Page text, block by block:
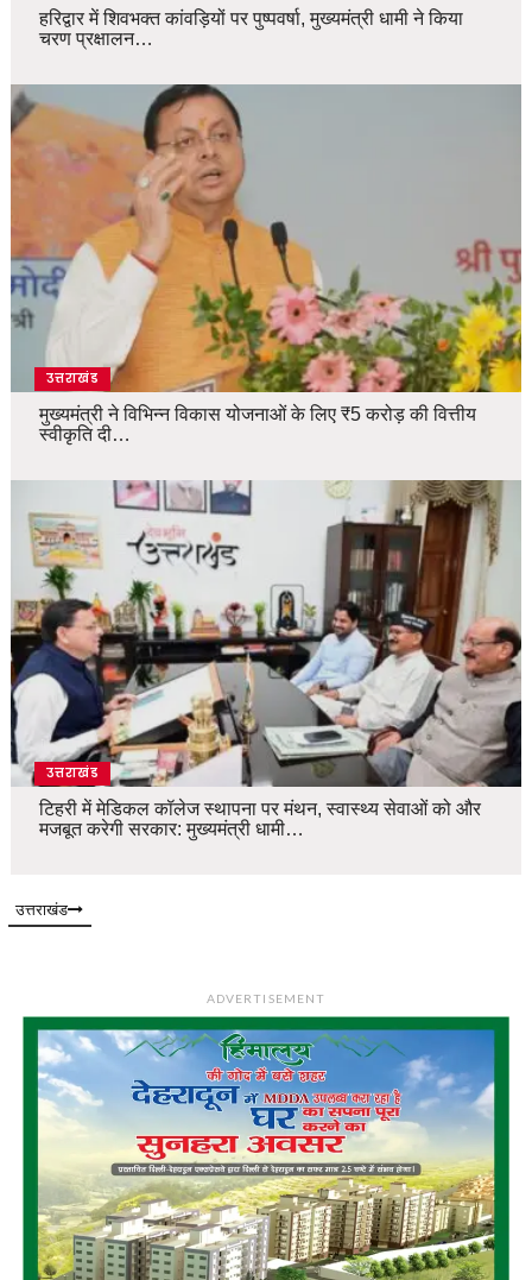
हरिद्वार में शिवभक्त कांवड़ियों पर पुष्पवर्षा, मुख्यमंत्री धामी ने किया
चरण प्रक्षालन…
उत्तराखंड
मुख्यमंत्री ने विभिन्न विकास योजनाओं के लिए ₹5 करोड़ की वित्तीय
स्वीकृति दी…
उत्तराखंड
टिहरी में मेडिकल कॉलेज स्थापना पर मंथन, स्वास्थ्य सेवाओं को और
मजबूत करेगी सरकार: मुख्यमंत्री धामी…
उत्तराखंड
ADVERTISEMENT